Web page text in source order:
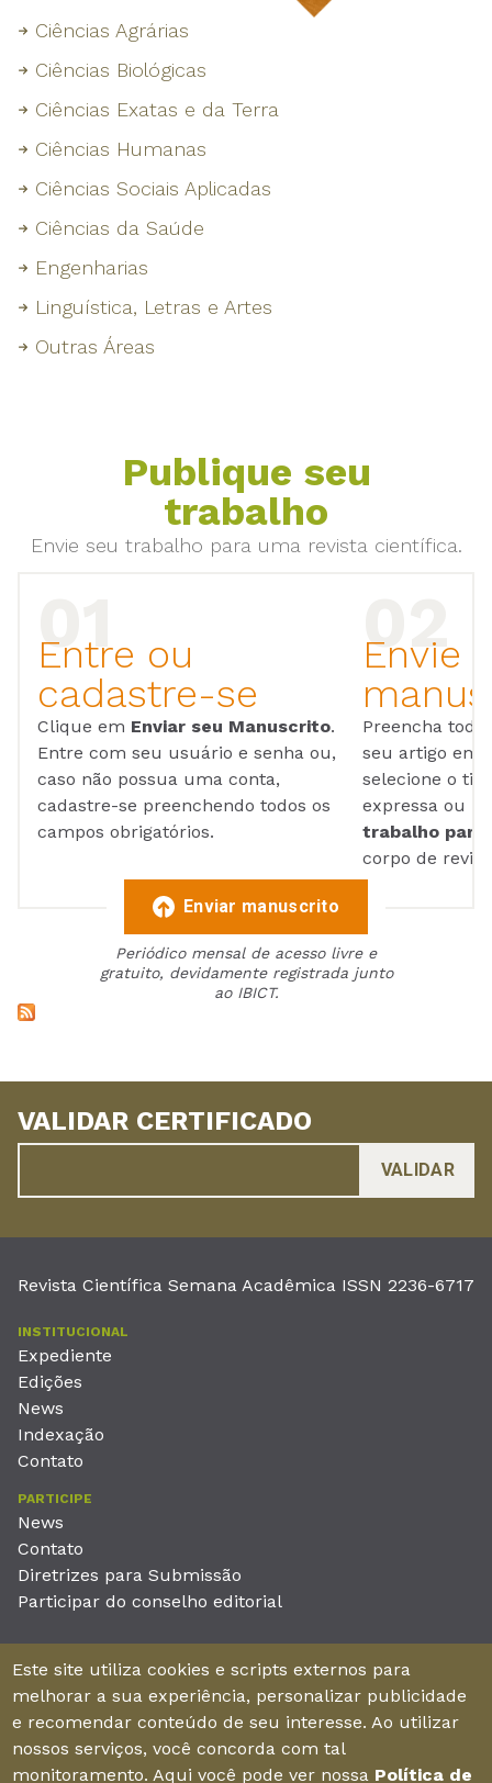
Ciências Agrárias
Ciências Biológicas
Ciências Exatas e da Terra
Ciências Humanas
Ciências Sociais Aplicadas
Ciências da Saúde
Engenharias
Linguística, Letras e Artes
Outras Áreas
Publique seu
trabalho
Envie seu trabalho para uma revista científica.
Entre ou
cadastre-se
Clique em Enviar seu Manuscrito.
Entre com seu usuário e senha ou,
caso não possua uma conta,
cadastre-se preenchendo todos os
campos obrigatórios.
Envie
Preencha
seu artigo em
selecione o
expressa ou
trabalho para
corpo de
Enviar manuscrito
Periódico mensal de acesso livre e
gratuito, devidamente registrada junto
ao IBICT.
VALIDAR CERTIFICADO
Revista Científica Semana Acadêmica ISSN 2236-6717
INSTITUCIONAL
Expediente
Edições
News
Indexação
Contato
PARTICIPE
News
Contato
Diretrizes para Submissão
Participar do conselho editorial
Unieducar Inteligência Educacional Ltda
CNPJ: 05.569.970/0001-26
Av. Desembargador Moreira, No. 2001 – 11º andar - Bairro
Aldeota
Este site utiliza cookies e scripts externos para
melhorar a sua experiência, personalizar publicidade
e recomendar conteúdo de seu interesse. Ao utilizar
nossos serviços, você concorda com tal
monitoramento. Aqui você pode ver nossa Política de